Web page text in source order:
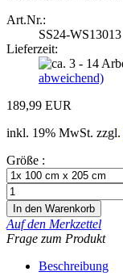
Art.Nr.:
SS24-WS13013
Lieferzeit:
abweichend)
189,99 EUR
inkl. 19% MwSt. zzgl.
Größe :
Auf den Merkzettel
Frage zum Produkt
Beschreibung